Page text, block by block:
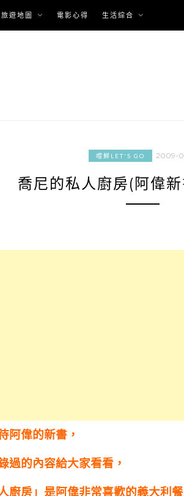
旅遊地圖 電影心得 生活綜合
嚐鮮LET'S GO 2009-
喬尼的私人廚房(阿偉
阿偉的新書，
過的內容給大家看看，
廚房」是阿偉非常喜歡的義大利餐